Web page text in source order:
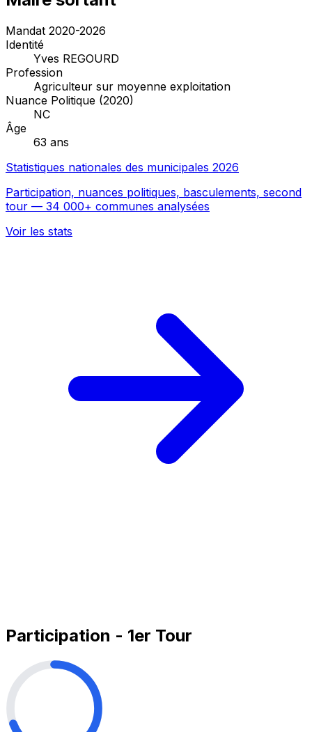
Mandat 2020-2026
Identité
Yves REGOURD
Profession
Agriculteur sur moyenne exploitation
Nuance Politique (2020)
NC
Âge
63 ans
Statistiques nationales des municipales 2026
Participation, nuances politiques, basculements, second
tour — 34 000+ communes analysées
Voir les stats
Participation - 1er Tour